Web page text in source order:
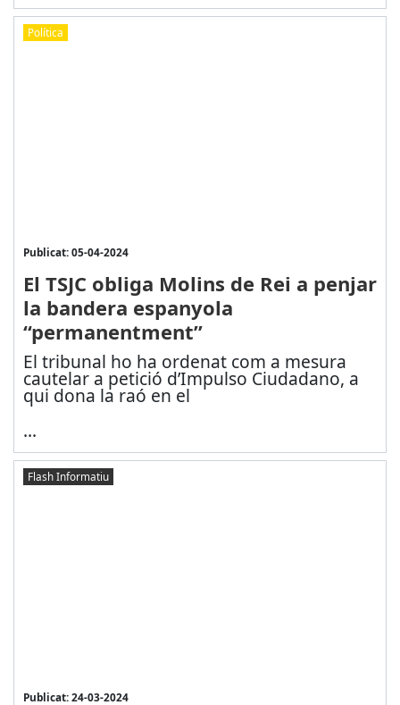
Política
Publicat: 05-04-2024
El TSJC obliga Molins de Rei a penjar
la bandera espanyola
“permanentment”
El tribunal ho ha ordenat com a mesura
cautelar a petició d’Impulso Ciudadano, a
qui dona la raó en el
...
Flash Informatiu
Publicat: 24-03-2024